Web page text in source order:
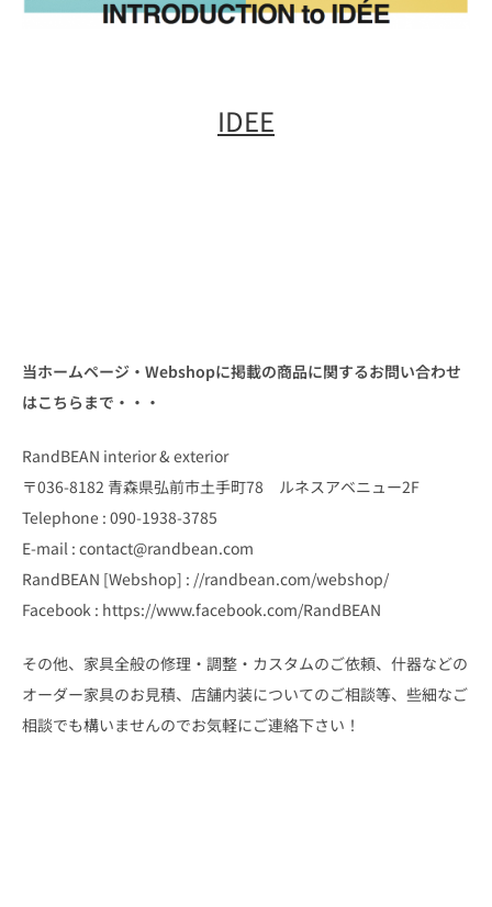
IDEE
当ホームページ・Webshopに掲載の商品に関するお問い合わせ
はこちらまで・・・
RandBEAN interior & exterior
〒036-8182 青森県弘前市土手町78 ルネスアベニュー2F
Telephone : 090-1938-3785
E-mail : contact@randbean.com
RandBEAN [Webshop] : //randbean.com/webshop/
Facebook : https://www.facebook.com/RandBEAN
その他、家具全般の修理・調整・カスタムのご依頼、什器などの
オーダー家具のお見積、店舗内装についてのご相談等、些細なご
相談でも構いませんのでお気軽にご連絡下さい！